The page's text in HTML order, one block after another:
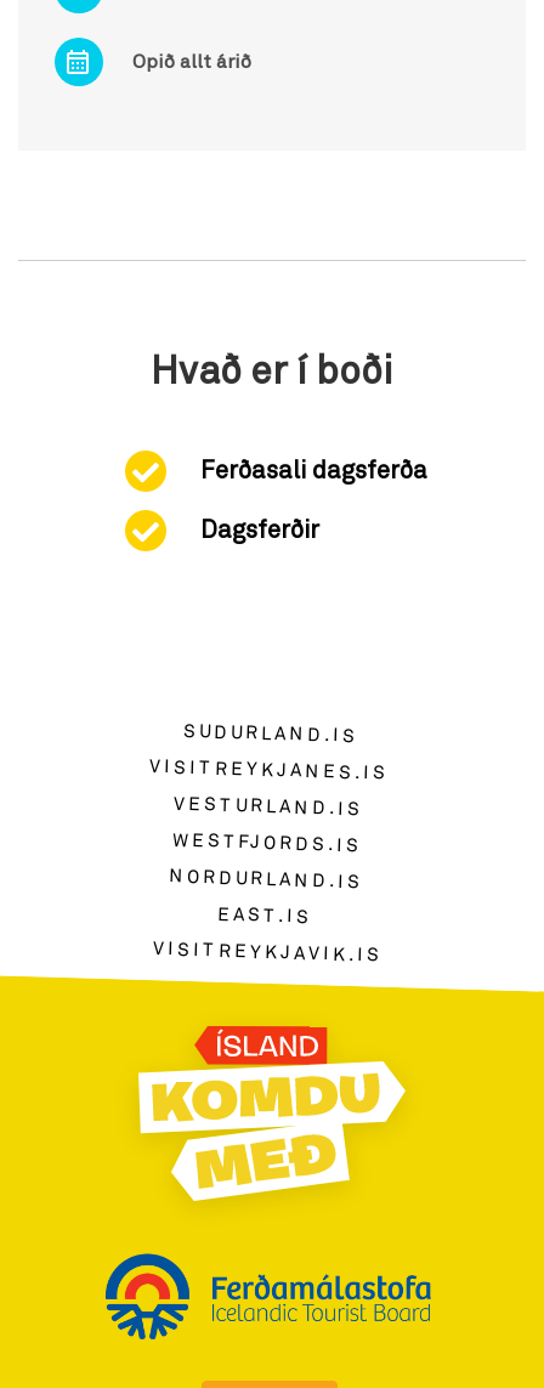
Opið allt árið
Hvað er í boði
Ferðasali dagsferða
Dagsferðir
SUDURLAND.IS
VISITREYKJANES.IS
VESTURLAND.IS
WESTFJORDS.IS
NORDURLAND.IS
EAST.IS
VISITREYKJAVIK.IS